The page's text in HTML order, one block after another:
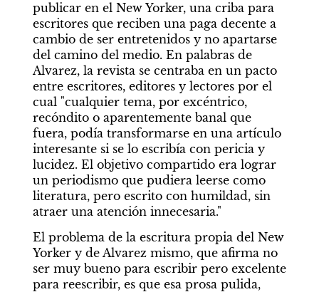
publicar en el New Yorker, una criba para
escritores que reciben una paga decente a
cambio de ser entretenidos y no apartarse
del camino del medio. En palabras de
Alvarez, la revista se centraba en un pacto
entre escritores, editores y lectores por el
cual "cualquier tema, por excéntrico,
recóndito o aparentemente banal que
fuera, podía transformarse en una artículo
interesante si se lo escribía con pericia y
lucidez. El objetivo compartido era lograr
un periodismo que pudiera leerse como
literatura, pero escrito con humildad, sin
atraer una atención innecesaria."
El problema de la escritura propia del New
Yorker y de Alvarez mismo, que afirma no
ser muy bueno para escribir pero excelente
para reescribir, es que esa prosa pulida,